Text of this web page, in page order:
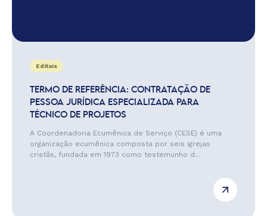
Editais
TERMO DE REFERÊNCIA: CONTRATAÇÃO DE
PESSOA JURÍDICA ESPECIALIZADA PARA
TÉCNICO DE PROJETOS
A Coordenadoria Ecumênica de Serviço (CESE) é uma
organização ecumênica composta por seis igrejas
cristãs, fundada em 1973 como testemunho d...